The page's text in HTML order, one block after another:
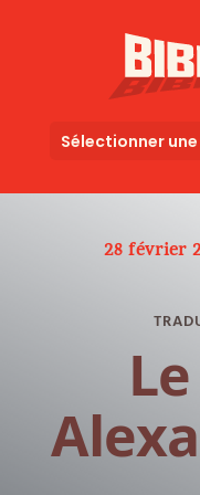
Sélectionner
28 février